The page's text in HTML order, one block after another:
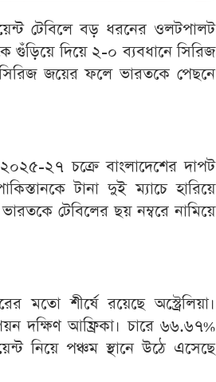
টেবিলে বড় ধরনের ওলটপালট
গুঁড়িয়ে দিয়ে ২-০ ব্যবধানে সিরিজ
জয়ের ফলে ভারতকে পেছনে
২৭ চক্রে বাংলাদেশের দাপট
টানা দুই ম্যাচে হারিয়ে
টেবিলের ছয় নম্বরে নামিয়ে
মতো শীর্ষে রয়েছে অস্ট্রেলিয়া।
দক্ষিণ আফ্রিকা। চারে ৬৬.৬৭%
নিয়ে পঞ্চম স্থানে উঠে এসেছে